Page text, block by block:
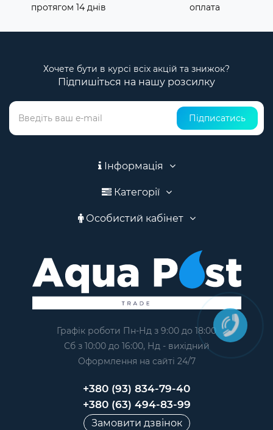
протягом 14 днів
оплата
Хочете бути в курсі всіх акцій та знижок?
Підпишіться на нашу розсилку
Підписатись
Інформація
Категорії
Особистий кабінет
Графік роботи Пн-Нд з 9:00 до 18:00
Сб з 10:00 до 16:00, Нд - вихідний
Оформлення на сайтi 24/7
+380 (93) 834-79-40
+380 (63) 494-83-99
Замовити дзвінок